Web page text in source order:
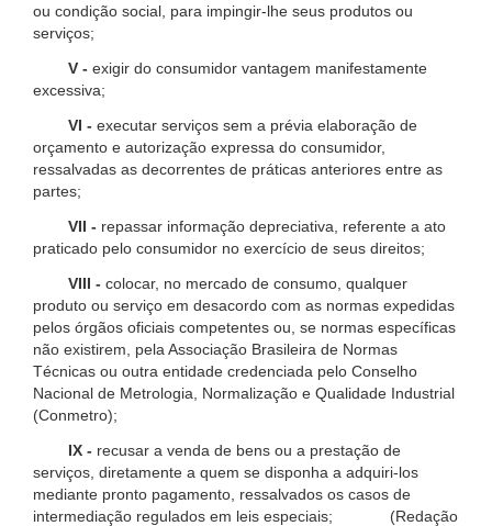
ou condição social, para impingir-lhe seus produtos ou
serviços;
V - exigir do consumidor vantagem manifestamente
excessiva;
VI - executar serviços sem a prévia elaboração de
orçamento e autorização expressa do consumidor,
ressalvadas as decorrentes de práticas anteriores entre as
partes;
VII - repassar informação depreciativa, referente a ato
praticado pelo consumidor no exercício de seus direitos;
VIII - colocar, no mercado de consumo, qualquer
produto ou serviço em desacordo com as normas expedidas
pelos órgãos oficiais competentes ou, se normas específicas
não existirem, pela Associação Brasileira de Normas
Técnicas ou outra entidade credenciada pelo Conselho
Nacional de Metrologia, Normalização e Qualidade Industrial
(Conmetro);
IX - recusar a venda de bens ou a prestação de
serviços, diretamente a quem se disponha a adquiri-los
mediante pronto pagamento, ressalvados os casos de
intermediação regulados em leis especiais; (Redação